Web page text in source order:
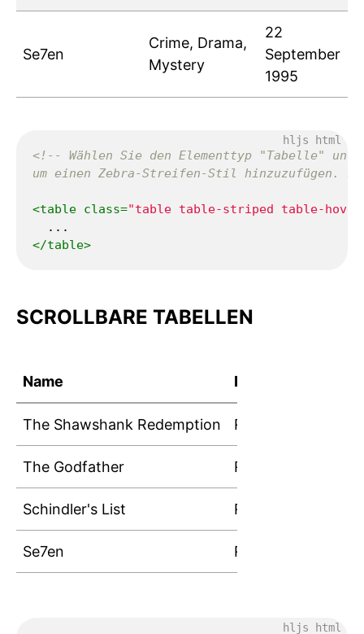
Se7en
Crime, Drama,
Mystery
22
September
1995
<!-- Wählen Sie den Elementtyp "Tabelle"
um einen Zebra-Streifen-Stil hinzuzufügen.
<table class="table table-striped table-
</table>
SCROLLBARE TABELLEN
Name Rating
The Shawshank Redemption R
The Godfather R
Schindler's List R
Se7en R